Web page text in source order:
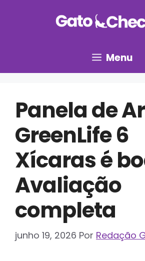
Menu
Panela de
GreenLife 6
Xícaras é
Avaliação
completa
junho 19, 2026 Por Redação